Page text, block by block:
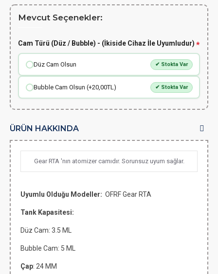
Mevcut Seçenekler:
Cam Türü (Düz / Bubble) - (İkiside Cihaz İle Uyumludur)
Düz Cam Olsun ✔ Stokta Var
Bubble Cam Olsun (+20,00TL) ✔ Stokta Var
ÜRÜN HAKKINDA
Gear RTA 'nın atomizer camıdır. Sorunsuz uyum sağlar.
Uyumlu Olduğu Modeller: OFRF Gear RTA
Tank Kapasitesi:
Düz Cam: 3.5 ML
Bubble Cam: 5 ML
Çap: 24 MM